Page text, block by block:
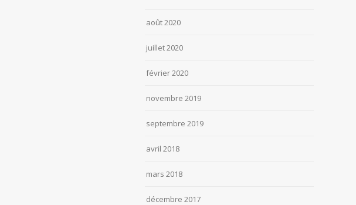
août 2020
juillet 2020
février 2020
novembre 2019
septembre 2019
avril 2018
mars 2018
décembre 2017